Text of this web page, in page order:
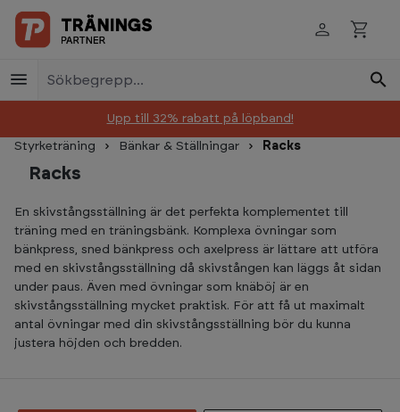
Skip to main content
Upp till 32% rabatt på löpband!
Styrketräning Bänkar & Ställningar Racks
Racks
En skivstångsställning är det perfekta komplementet till
träning med en träningsbänk. Komplexa övningar som
bänkpress, sned bänkpress och axelpress är lättare att utföra
med en skivstångsställning då skivstången kan läggs åt sidan
under paus. Även med övningar som knäböj är en
skivstångsställning mycket praktisk. För att få ut maximalt
antal övningar med din skivstångsställning bör du kunna
justera höjden och bredden.